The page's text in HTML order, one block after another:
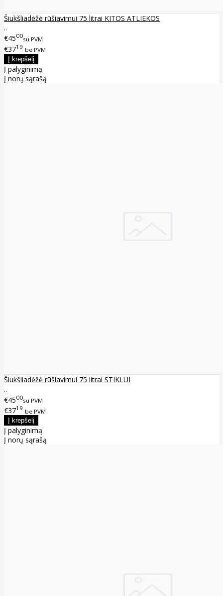
Šiukšliadėžė rūšiavimui 75 litrai KITOS ATLIEKOS
..
€4500su PVM
€3719 be PVM
Į palyginimą
Į norų sąrašą
Šiukšliadėžė rūšiavimui 75 litrai STIKLUI
..
€4500su PVM
€3719 be PVM
Į palyginimą
Į norų sąrašą